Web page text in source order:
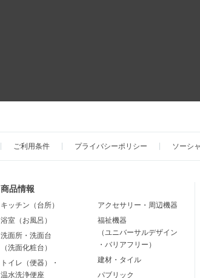
ご利用条件 プライバシーポリシー ソーシ
商品情報
キッチン（台所）
浴室（お風呂）
洗面所・洗面台
（洗面化粧台）
トイレ（便器）・
温水洗浄便座
アクセサリー・周辺機器
福祉機器
（ユニバーサルデザイン
・バリアフリー）
建材・タイル
パブリック